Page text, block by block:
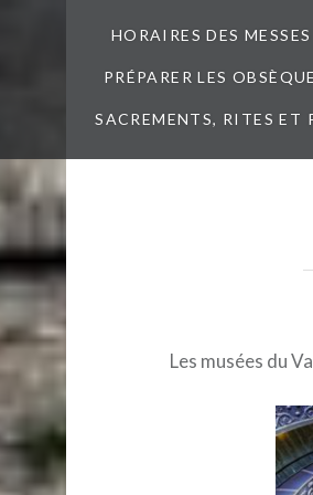
HORAIRES DES MESSES
PRÉPARER LES
SACREMENTS, RITES ET
Les musées du